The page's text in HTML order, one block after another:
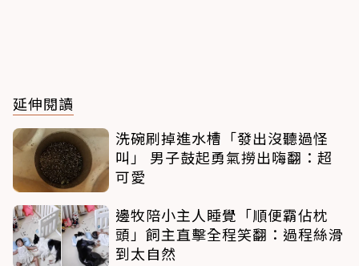
延伸閱讀
洗碗刷掉進水槽「發出沒聽過怪
叫」 男子鼓起勇氣撈出嗨翻：超
可愛
邊牧陪小主人睡覺「順便霸佔枕
頭」飼主直擊全程笑翻：過程絲滑
到太自然